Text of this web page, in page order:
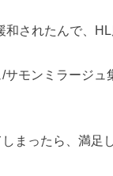
和されたんで、
サモンミラージュ
まったら、満足